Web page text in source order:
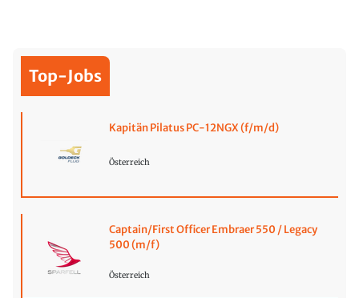
Top-Jobs
Kapitän Pilatus PC-12NGX (f/m/d)
Österreich
Captain/First Officer Embraer 550 / Legacy
500 (m/f)
Österreich